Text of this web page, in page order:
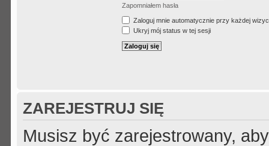
Zapomniałem hasła
Zaloguj mnie automatycznie przy każdej
Ukryj mój status w tej sesji
ZAREJESTRUJ SIĘ
Musisz być zarejestrowany,